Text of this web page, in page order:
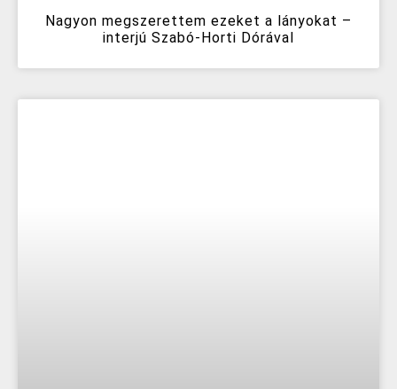
Nagyon megszerettem ezeket a lányokat –
interjú Szabó-Horti Dórával